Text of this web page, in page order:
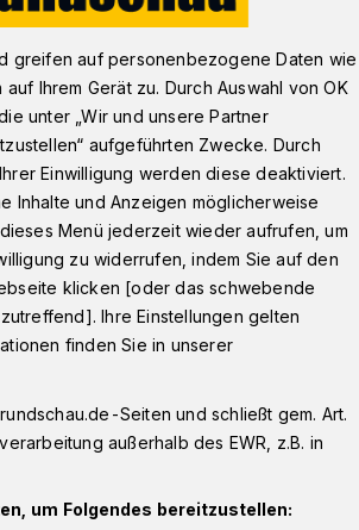
am Elberfelder Neumarkt
zu können,
Alternative.
Brandt-Platz
greifen auf personenbezogene Daten wie
Ihrem Gerät zu. Durch Auswahl von OK
unter „Wir und unsere Partner
aufgeführten Zwecke. Durch
Einwilligung werden diese deaktiviert.
Inhalte und Anzeigen möglicherweise
Menü jederzeit wieder aufrufen, um
zu widerrufen, indem Sie auf den
klicken [oder das schwebende
Ihre Einstellungen gelten
finden Sie in unserer
Seiten und schließt gem. Art.
außerhalb des EWR, z.B. in
um Folgendes bereitzustellen: